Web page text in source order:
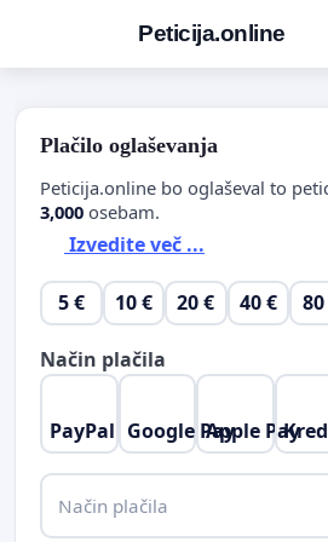
Peticija.online
Plačilo oglaševanja
Peticija.online bo oglaševal to
3,000 osebam.
Izvedite več ...
5 € 10 € 20 € 40 €
Način plačila
PayPal Google PayApple Pay
Način plačila